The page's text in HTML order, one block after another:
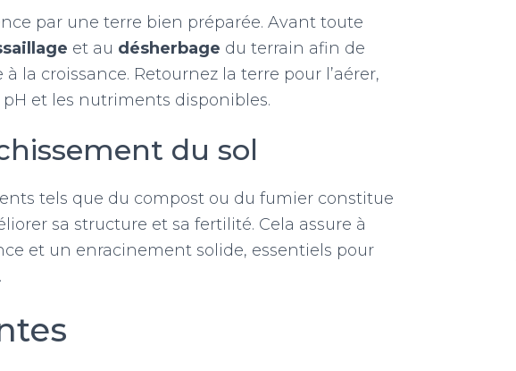
par une terre bien préparée. Avant toute
et au désherbage du terrain afin de
la croissance. Retournez la terre pour l’aérer,
et les nutriments disponibles.
du sol
tels que du compost ou du fumier constitue
sa structure et sa fertilité. Cela assure à
et un enracinement solide, essentiels pour